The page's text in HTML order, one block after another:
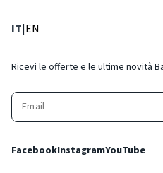
IT: Lingua corrente
|EN
Ricevi le offerte e le ultime novità
FacebookInstagramYouTube